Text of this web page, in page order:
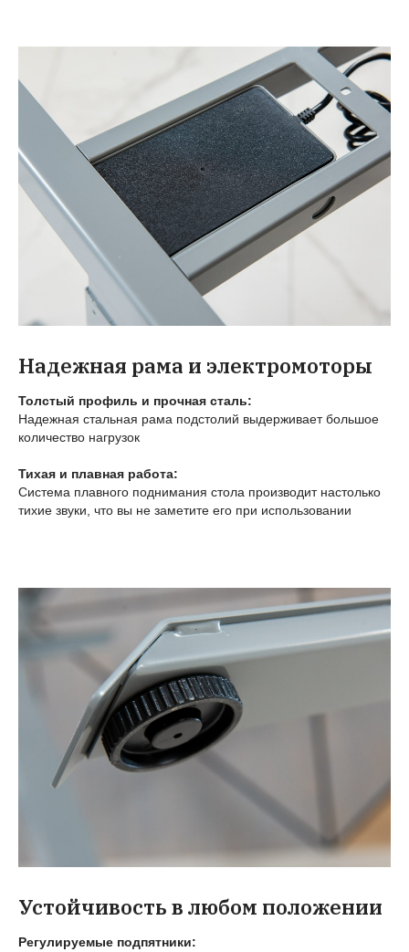
Надежная рама и электромоторы
Толстый профиль и прочная сталь:
Надежная стальная рама подстолий выдерживает большое
количество нагрузок
Тихая и плавная работа:
Система плавного поднимания стола производит настолько
тихие звуки, что вы не заметите его при использовании
Устойчивость в любом положении
Регулируемые подпятники: